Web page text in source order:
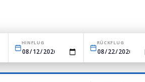
HINFLUG RÜCKFLUG